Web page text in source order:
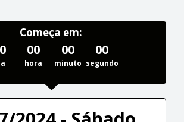
Começa em:
00
hora
00
minuto
00
segundo